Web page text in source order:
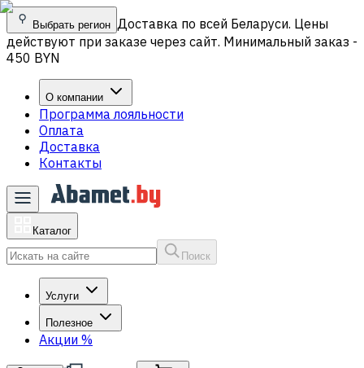
Выбрать регион Доставка по всей Беларуси. Цены
действуют при заказе через сайт. Минимальный заказ -
450 BYN
О компании
Программа лояльности
Оплата
Доставка
Контакты
Каталог
Поиск
Услуги
Полезное
Акции %